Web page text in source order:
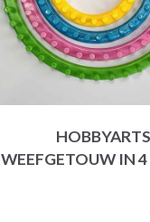
HOBBYARTS
WEEFGETOUW IN